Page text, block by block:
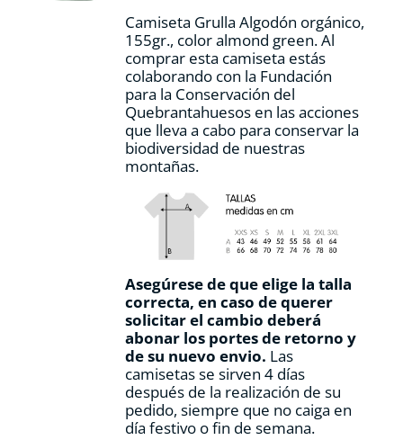
Camiseta Grulla Algodón orgánico,
155gr., coloralmond green.Al
comprar esta camiseta estás
colaborando con la Fundación
para la Conservación del
Quebrantahuesos en las acciones
que lleva a cabo para conservar la
biodiversidad de nuestras
montañas.
Asegúrese de que elige la talla
correcta, en caso de querer
solicitar el cambio deberá
abonar los portes de retorno y
de su nuevo envio. Las
camisetas se sirven 4 días
después de la realización de su
pedido, siempre que no caiga en
día festivo o fin de semana.